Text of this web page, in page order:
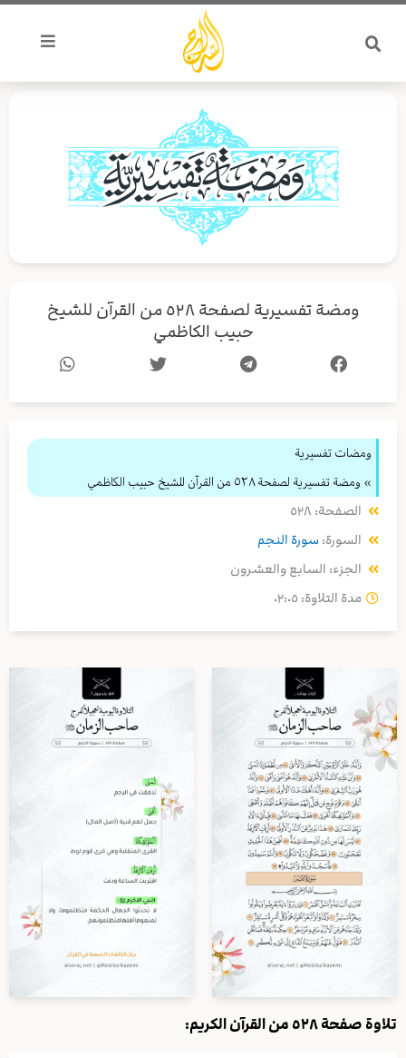
تخطي
المحتوى
ومضة تفسيرية لصفحة ٥٢٨ من القرآن للشيخ
حبيب الكاظمي
ومضات تفسيرية
» ومضة تفسيرية لصفحة ٥٢٨ من القرآن للشيخ حبيب الكاظمي
الصفحة: ٥٢٨
السورة: سورة النجم
الجزء: السابع والعشرون
مدة التلاوة: ٠٢:٠٥
تلاوة صفحة ٥٢٨ من القرآن الكريم: